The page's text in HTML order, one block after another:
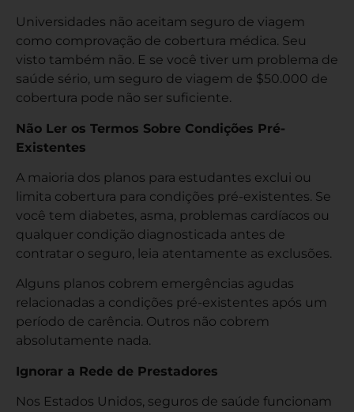
Universidades não aceitam seguro de viagem
como comprovação de cobertura médica. Seu
visto também não. E se você tiver um problema de
saúde sério, um seguro de viagem de $50.000 de
cobertura pode não ser suficiente.
Não Ler os Termos Sobre Condições Pré-
Existentes
A maioria dos planos para estudantes exclui ou
limita cobertura para condições pré-existentes. Se
você tem diabetes, asma, problemas cardíacos ou
qualquer condição diagnosticada antes de
contratar o seguro, leia atentamente as exclusões.
Alguns planos cobrem emergências agudas
relacionadas a condições pré-existentes após um
período de carência. Outros não cobrem
absolutamente nada.
Ignorar a Rede de Prestadores
Nos Estados Unidos, seguros de saúde funcionam